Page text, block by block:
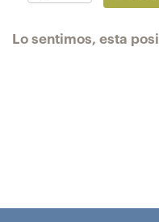
Lo sentimos, esta